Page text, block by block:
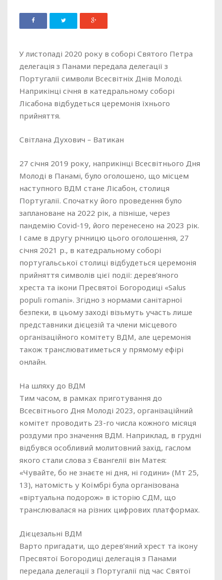
У листопаді 2020 року в соборі Святого Петра
делегація з Панами передала делегації з
Португалії символи Всесвітніх Днів Молоді.
Наприкінці січня в катедральному соборі
Лісабона відбудеться церемонія їхнього
прийняття.
Світлана Духович – Ватикан
27 січня 2019 року, наприкінці Всесвітнього Дня
Молоді в Панамі, було оголошено, що місцем
наступного ВДМ стане Лісабон, столиця
Португалії. Спочатку його проведення було
заплановане на 2022 рік, а пізніше, через
пандемію Covid-19, його перенесено на 2023 рік.
І саме в другу річницю цього оголошення, 27
січня 2021 р., в катедральному соборі
португальської столиці відбудеться церемонія
прийняття символів цієї події: дерев’яного
хреста та ікони Пресвятої Богородиці «Salus
populi romani». Згідно з нормами санітарної
безпеки, в цьому заході візьмуть участь лише
представники дієцезій та члени місцевого
організаційного комітету ВДМ, але церемонія
також транслюватиметься у прямому ефірі
онлайн.
На шляху до ВДМ
Тим часом, в рамках приготування до
Всесвітнього Дня Молоді 2023, організаційний
комітет проводить 23-го числа кожного місяця
роздуми про значення ВДМ. Наприклад, в грудні
відбувся особливий молитовний захід, гаслом
якого стали слова з Євангелії він Матея:
«Чувайте, бо не знаєте ні дня, ні години» (Мт 25,
13), натомість у Коїмбрі була організована
«віртуальна подорож» в історію СДМ, що
транслювалася на різних цифрових платформах.
Дієцезальні ВДМ
Варто пригадати, що дерев’яний хрест та ікону
Пресвятої Богородиці делегація з Панами
передала делегації з Португалії під час Святої